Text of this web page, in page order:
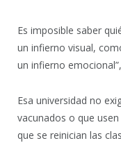
Es imposible saber
un infierno visual,
un infierno
Esa universidad no
vacunados o que
que se reinician las